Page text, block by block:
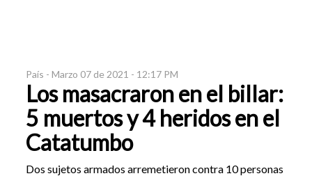
País -Marzo 07 de 2021 - 12:17 PM
Los masacraron en el billar:
5 muertos y 4 heridos en el
Catatumbo
Dos sujetos armados arremetieron contra 10 personas